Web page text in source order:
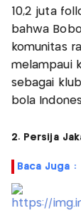
10,2 juta
bahwa
komunitas
melampaui
sebagai
bola
2. Persija
Baca Juga :